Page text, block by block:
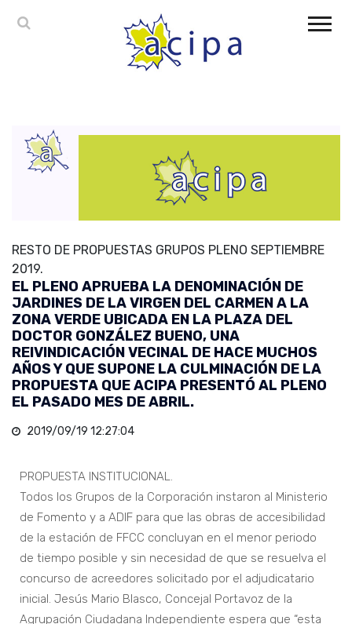
RESTO DE PROPUESTAS GRUPOS PLENO SEPTIEMBRE
2019.
EL PLENO APRUEBA LA DENOMINACIÓN DE
JARDINES DE LA VIRGEN DEL CARMEN A LA
ZONA VERDE UBICADA EN LA PLAZA DEL
DOCTOR GONZÁLEZ BUENO, UNA
REIVINDICACIÓN VECINAL DE HACE MUCHOS
AÑOS Y QUE SUPONE LA CULMINACIÓN DE LA
PROPUESTA QUE ACIPA PRESENTÓ AL PLENO
EL PASADO MES DE ABRIL.
2019/09/19 12:27:04
PROPUESTA INSTITUCIONAL.
Todos los Grupos de la Corporación instaron al Ministerio
de Fomento y a ADIF para que las obras de accesibilidad
de la estación de FFCC concluyan en el menor periodo
de tiempo posible y sin necesidad de que se resuelva el
concurso de acreedores solicitado por el adjudicatario
inicial. Jesús Mario Blasco, Concejal Portavoz de la
Agrupación Ciudadana Independiente espera que “esta